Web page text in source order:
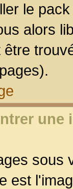
le
alors
une
sous
est